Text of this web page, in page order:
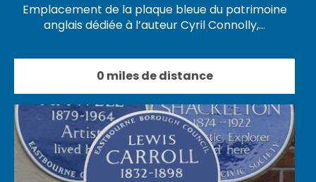
Emplacement de la plaque bleue du patrimoine
anglais dédiée à l’auteur Cyril Connolly,…
0 miles de distance